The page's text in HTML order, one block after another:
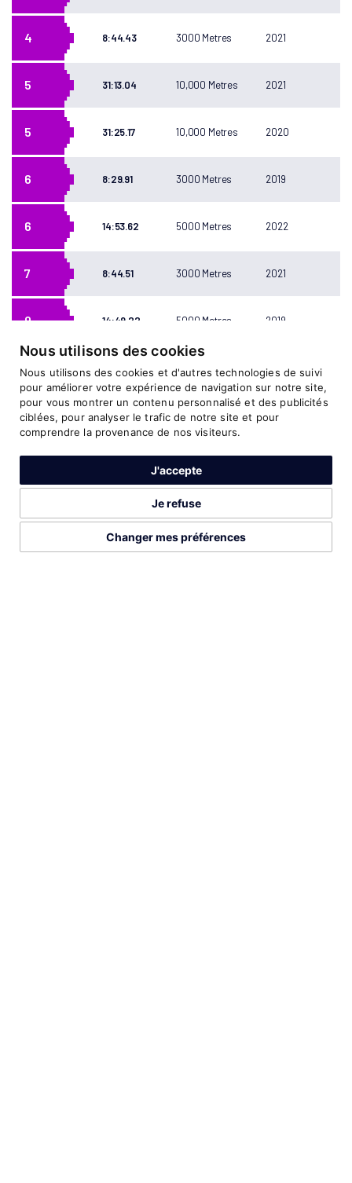
Nous utilisons des cookies
Nous utilisons des cookies et d'autres technologies de suivi
pour améliorer votre expérience de navigation sur notre site,
pour vous montrer un contenu personnalisé et des publicités
ciblées, pour analyser le trafic de notre site et pour
comprendre la provenance de nos visiteurs.
J'accepte
Je refuse
Changer mes préférences
4 8:44.43 3000 Metres 2021
5 31:13.04 10,000 Metres 2021
5 31:25.17 10,000 Metres 2020
6 8:29.91 3000 Metres 2019
6 14:53.62 5000 Metres 2022
7 8:44.51 3000 Metres 2021
9 14:49.22 5000 Metres 2019
10 14:56.50 5000 Metres 2019
PROFIL COMPLETE SUR
DÉCOUVREZ AUSSI CES ATHLÈTES LISTE COMPLÈTE